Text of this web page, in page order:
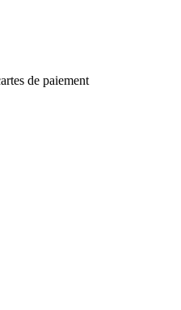
de paiement